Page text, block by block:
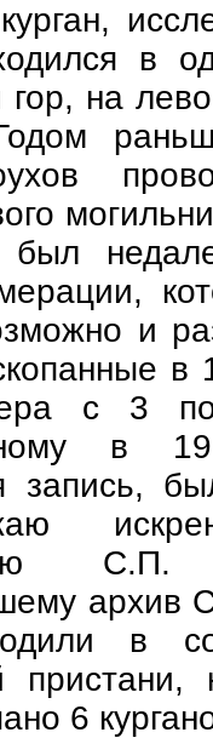
в
гор, на
был
и
в
с 3
в
запись,
С.П.
архив
в
6